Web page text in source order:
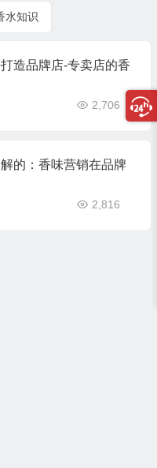
水知识
造品牌店-专卖店的香
2,706
的：香味营销在品牌
2,816